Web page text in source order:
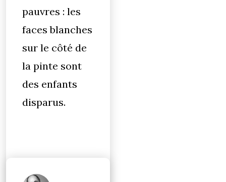
pauvres : les
faces blanches
sur le côté de
la pinte sont
des enfants
disparus.
des vies